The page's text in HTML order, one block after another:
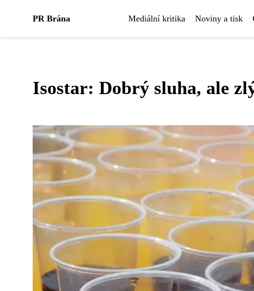
PR Brána Mediální kritika Noviny a tisk
Isostar: Dobrý sluha, ale